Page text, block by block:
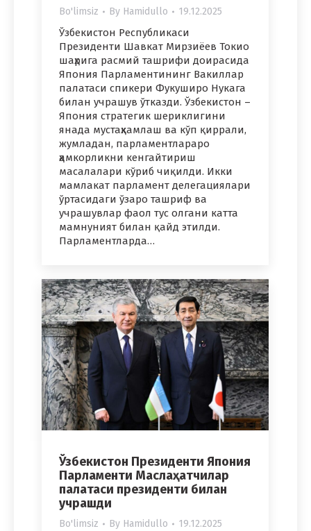
Bo'limsiz By Hamidullo 19.12.2025
Ўзбекистон Республикаси
Президенти Шавкат Мирзиёев Токио
шаҳрига расмий ташрифи доирасида
Япония Парламентининг Вакиллар
палатаси спикери Фукуширо Нукага
билан учрашув ўтказди. Ўзбекистон –
Япония стратегик шериклигини
янада мустаҳкамлаш ва кўп қиррали,
жумладан, парламентлараро
ҳамкорликни кенгайтириш
масалалари кўриб чиқилди. Икки
мамлакат парламент делегациялари
ўртасидаги ўзаро ташриф ва
учрашувлар фаол тус олгани катта
мамнуният билан қайд этилди.
Парламентларда…
Ўзбекистон Президенти Япония
Парламенти Маслаҳатчилар
палатаси президенти билан
учрашди
Bo'limsiz By Hamidullo 19.12.2025